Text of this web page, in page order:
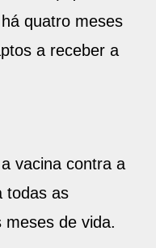
quatro meses
a receber a
vacina contra a
todas as
meses de vida.